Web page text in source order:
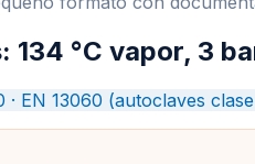
°C vapor, 3
EN 13060 (autoclaves